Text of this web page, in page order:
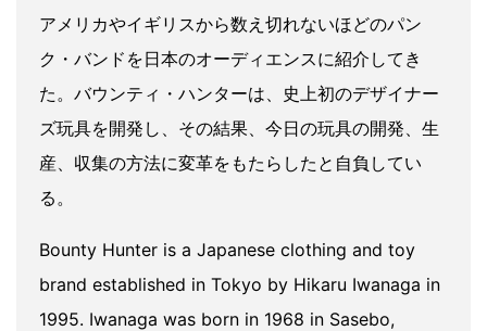
アメリカやイギリスから数え切れないほどのパン
ク・バンドを日本のオーディエンスに紹介してき
た。バウンティ・ハンターは、史上初のデザイナー
ズ玩具を開発し、その結果、今日の玩具の開発、生
産、収集の方法に変革をもたらしたと自負してい
る。
Bounty Hunter is a Japanese clothing and toy
brand established in Tokyo by Hikaru Iwanaga in
1995. Iwanaga was born in 1968 in Sasebo,